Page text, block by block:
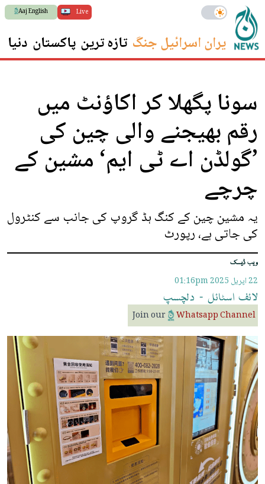
Live
Aaj English
ایران اسرائیل جنگ تازہ ترین پاکستان دنیا
سونا پگھلا کر اکاؤنٹ میں
رقم بھیجنے والی چین کی
’گولڈن اے ٹی ایم‘ مشین کے
چرچے
یہ مشین چین کے کنگ ہڈ گروپ کی جانب سے کنٹرول
کی جاتی ہے، رپورٹ
ویب ڈیسک
22 اپريل 2025 01:16pm
لائف اسٹائل - دلچسپ
Join our Whatsapp Channel